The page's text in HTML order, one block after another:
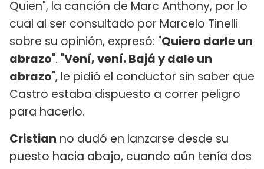
Quien", la canción de Marc Anthony, por lo
cual al ser consultado por Marcelo Tinelli
sobre su opinión, expresó: "Quiero darle un
abrazo". "Vení, vení. Bajá y dale un
abrazo", le pidió el conductor sin saber que
Castro estaba dispuesto a correr peligro
para hacerlo.
Cristian no dudó en lanzarse desde su
puesto hacia abajo, cuando aún tenía dos